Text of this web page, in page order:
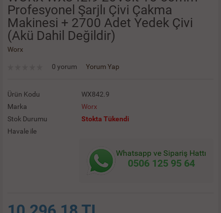
Profesyonel Şarjlı Çivi Çakma
Makinesi + 2700 Adet Yedek Çivi
(Akü Dahil Değildir)
Worx
0 yorum Yorum Yap
Ürün Kodu
WX842.9
Marka
Worx
Stok Durumu
Stokta Tükendi
Havale ile
Whatsapp ve Sipariş Hattı
0506 125 95 64